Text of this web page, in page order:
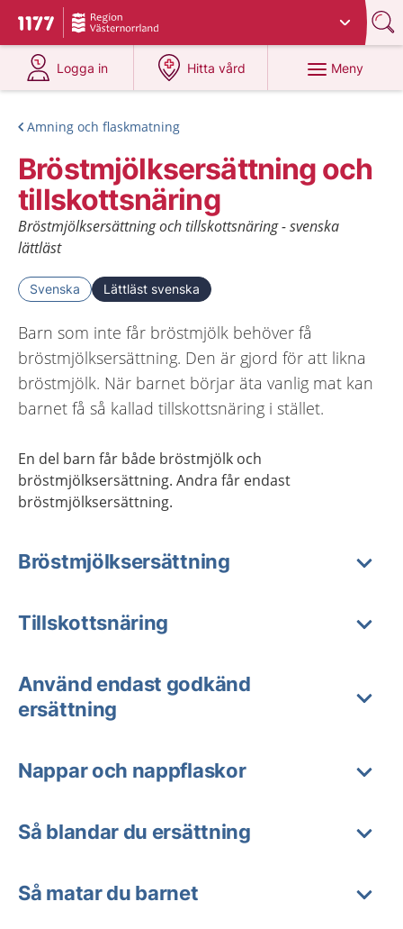
Till startsidan för 1177
Du har valt region
Logga in
på 1177.se
Hitta vård
på 1177.se
Meny
Amning och flaskmatning
Bröstmjölksersättning och
tillskottsnäring
Bröstmjölksersättning och tillskottsnäring - svenska
lättläst
Svenska Lättläst svenska
Barn som inte får bröstmjölk behöver få
bröstmjölksersättning. Den är gjord för att likna
bröstmjölk. När barnet börjar äta vanlig mat kan
barnet få så kallad tillskottsnäring i stället.
En del barn får både bröstmjölk och
bröstmjölksersättning. Andra får endast
bröstmjölksersättning.
Bröstmjölksersättning
Tillskottsnäring
Använd endast godkänd
ersättning
Nappar och nappflaskor
Så blandar du ersättning
Så matar du barnet